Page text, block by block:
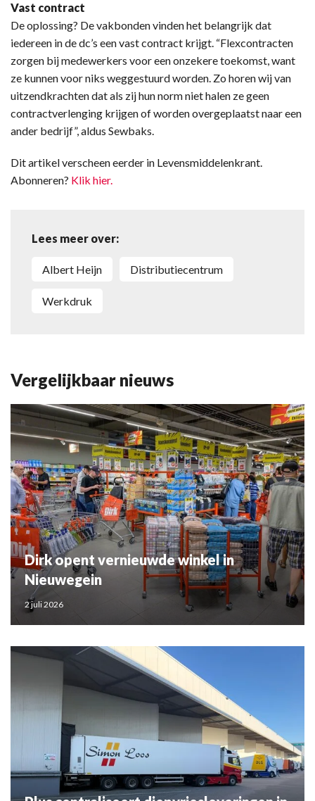
Vast contract
De oplossing? De vakbonden vinden het belangrijk dat
iedereen in de dc’s een vast contract krijgt. “Flexcontracten
zorgen bij medewerkers voor een onzekere toekomst, want
ze kunnen voor niks weggestuurd worden. Zo horen wij van
uitzendkrachten dat als zij hun norm niet halen ze geen
contractverlenging krijgen of worden overgeplaatst naar een
ander bedrijf”, aldus Sewbaks.
Dit artikel verscheen eerder in Levensmiddelenkrant.
Abonneren? Klik hier.
Lees meer over:
Albert Heijn distributiecentrum
werkdruk
Vergelijkbaar nieuws
Dirk opent vernieuwde winkel in
Nieuwegein
2 juli 2026